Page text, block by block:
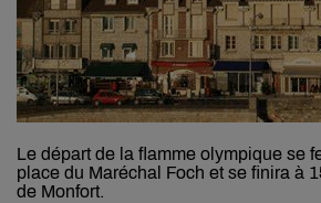
Le départ de la flamme olympique se
place du Maréchal Foch et se finira à
de Monfort.